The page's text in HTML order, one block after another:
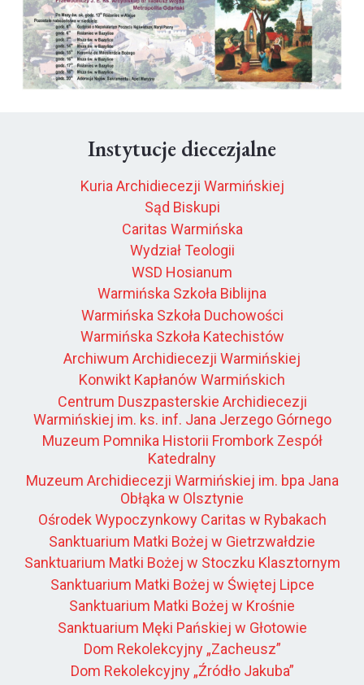
Instytucje diecezjalne
Kuria Archidiecezji Warmińskiej
Sąd Biskupi
Caritas Warmińska
Wydział Teologii
WSD Hosianum
Warmińska Szkoła Biblijna
Warmińska Szkoła Duchowości
Warmińska Szkoła Katechistów
Archiwum Archidiecezji Warmińskiej
Konwikt Kapłanów Warmińskich
Centrum Duszpasterskie Archidiecezji
Warmińskiej im. ks. inf. Jana Jerzego Górnego
Muzeum Pomnika Historii Frombork Zespół
Katedralny
Muzeum Archidiecezji Warmińskiej im. bpa Jana
Obłąka w Olsztynie
Ośrodek Wypoczynkowy Caritas w Rybakach
Sanktuarium Matki Bożej w Gietrzwałdzie
Sanktuarium Matki Bożej w Stoczku Klasztornym
Sanktuarium Matki Bożej w Świętej Lipce
Sanktuarium Matki Bożej w Krośnie
Sanktuarium Męki Pańskiej w Głotowie
Dom Rekolekcyjny „Zacheusz”
Dom Rekolekcyjny „Źródło Jakuba”